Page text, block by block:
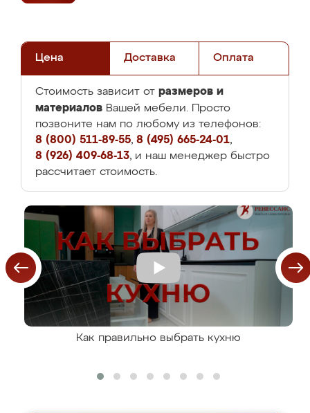
Цена Доставка Оплата
Стоимость зависит от размеров и
материалов Вашей мебели. Просто
позвоните нам по любому из телефонов:
8 (800) 511-89-55, 8 (495) 665-24-01,
8 (926) 409-68-13, и наш менеджер быстро
рассчитает стоимость.
Как правильно выбрать кухню